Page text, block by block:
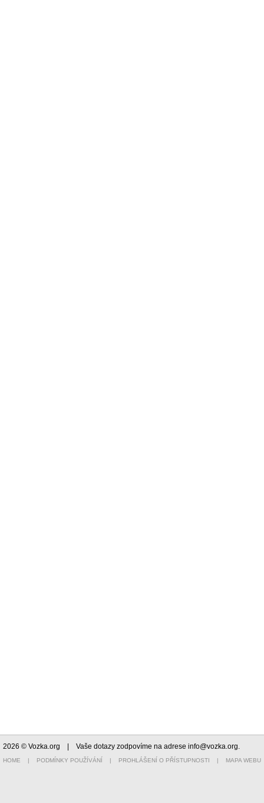
2026 © Vozka.org | Vaše dotazy zodpovíme na adrese info@vozka.org.
HOME | PODMÍNKY POUŽÍVÁNÍ | PROHLÁŠENÍ O PŘÍSTUPNOSTI | MAPA WEBU